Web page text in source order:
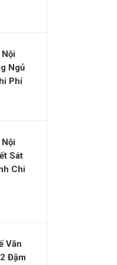
Ngủ
Phí
Sát
Chi
Văn
Đậm